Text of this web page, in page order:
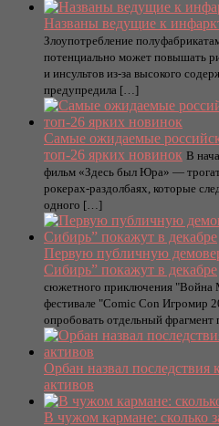
Названы ведущие к
Злоупотребление
потенциально может повышать
и инсультов из-за высокого
предупредила […]
Самые ожидаемые
топ-26 ярких новинок В
фильм «Здесь был Юра» —
рокерах-раздолбаях, которые
одного […]
Первую публичную
Сибирь” покажут в декабре
сюжетного приключения "Война
фестивале "Comic Con Игромир
опробовать отдельный
Орбан назвал последствия
активов
В чужом кармане: сколько